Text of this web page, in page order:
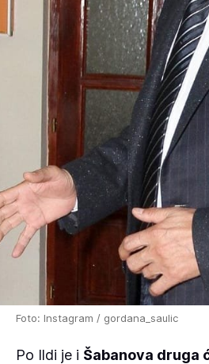
Foto: Instagram / gordana_saulic
Po Ildi je i Šabanova druga